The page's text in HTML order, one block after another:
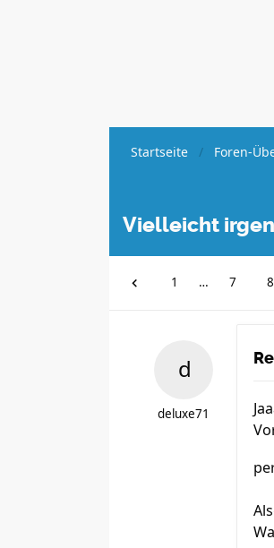
Startseite Foren-
Vielleicht
1 … 7 8
deluxe71